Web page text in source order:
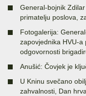
General-bojnik
primatelju poslova,
Fotogalerija:
zapovjednika HVU-
odgovornosti
Anušić: Čovjek je
U Kninu svečano
zahvalnosti, Dan